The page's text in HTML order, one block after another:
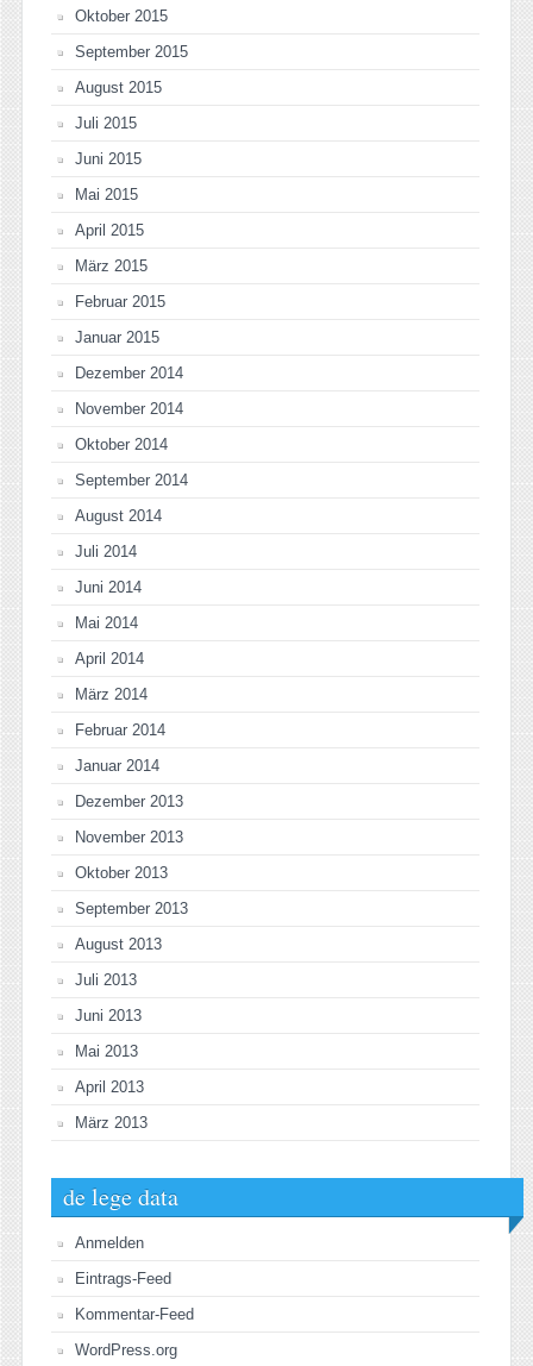
Oktober 2015
September 2015
August 2015
Juli 2015
Juni 2015
Mai 2015
April 2015
März 2015
Februar 2015
Januar 2015
Dezember 2014
November 2014
Oktober 2014
September 2014
August 2014
Juli 2014
Juni 2014
Mai 2014
April 2014
März 2014
Februar 2014
Januar 2014
Dezember 2013
November 2013
Oktober 2013
September 2013
August 2013
Juli 2013
Juni 2013
Mai 2013
April 2013
März 2013
de lege data
Anmelden
Eintrags-Feed
Kommentar-Feed
WordPress.org